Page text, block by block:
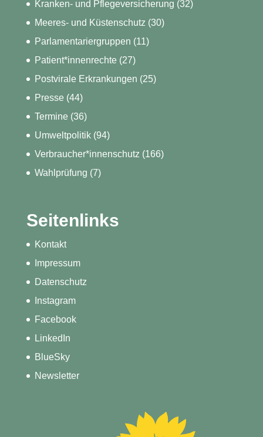
Kranken- und Pflegeversicherung (32)
Meeres- und Küstenschutz (30)
Parlamentariergruppen (11)
Patient*innenrechte(27)
Postvirale Erkrankungen (25)
Presse(44)
Termine(36)
Umweltpolitik(94)
Verbraucher*innenschutz (166)
Wahlprüfung (7)
Seitenlinks
Kontakt
Impressum
Datenschutz
Instagram
Facebook
LinkedIn
BlueSky
Newsletter